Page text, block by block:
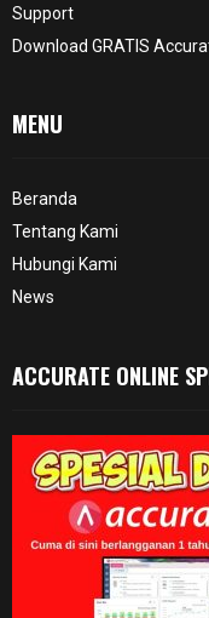
Support
Download GRATIS
MENU
Beranda
Tentang Kami
Hubungi Kami
News
ACCURATE ONLINE